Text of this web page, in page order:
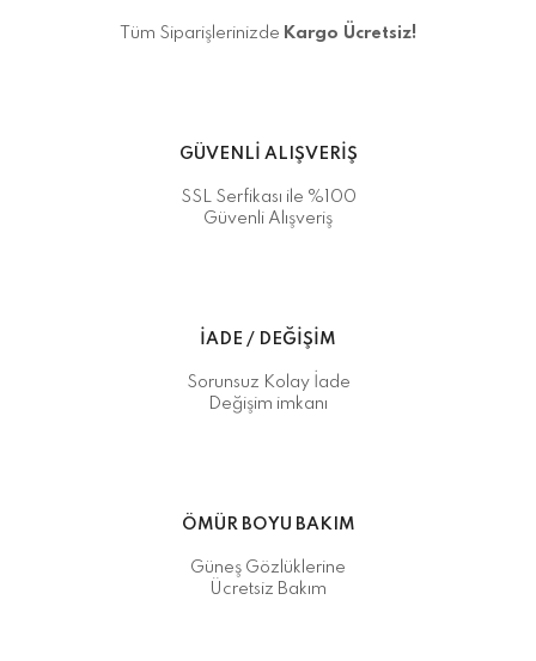
Tüm Siparişlerinizde Kargo Ücretsiz!
GÜVENLİ ALIŞVERİŞ
SSL Serfikası ile %100
Güvenli Alışveriş
İADE / DEĞİŞİM
Sorunsuz Kolay İade
Değişim imkanı
ÖMÜR BOYU BAKIM
Güneş Gözlüklerine
Ücretsiz Bakım